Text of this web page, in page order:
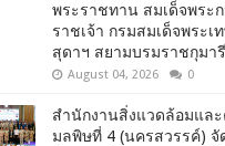
พระราชทาน สมเด็จพระ
ราชเจ้า กรมสมเด็จพระเ
สุดาฯ สยามบรมราชกุมารี
August 04, 2026 0
สำนักงานสิ่งแวดล้อมแล
มลพิษที่ 4 (นครสวรรค์) จั